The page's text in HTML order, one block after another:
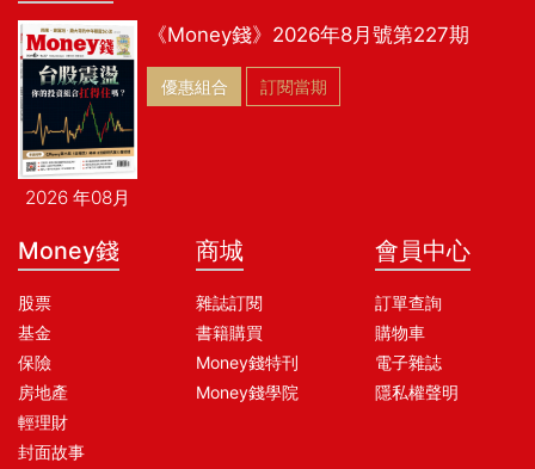
2026 年08月
《Money錢》2026年8月號第227期
優惠組合 訂閱當期
Money錢
股票
基金
保險
房地產
輕理財
封面故事
商城
雜誌訂閱
書籍購買
Money錢特刊
Money錢學院
會員中心
訂單查詢
購物車
電子雜誌
隱私權聲明